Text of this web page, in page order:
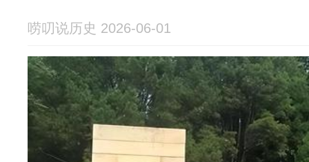
唠叨说历史 2026-06-01